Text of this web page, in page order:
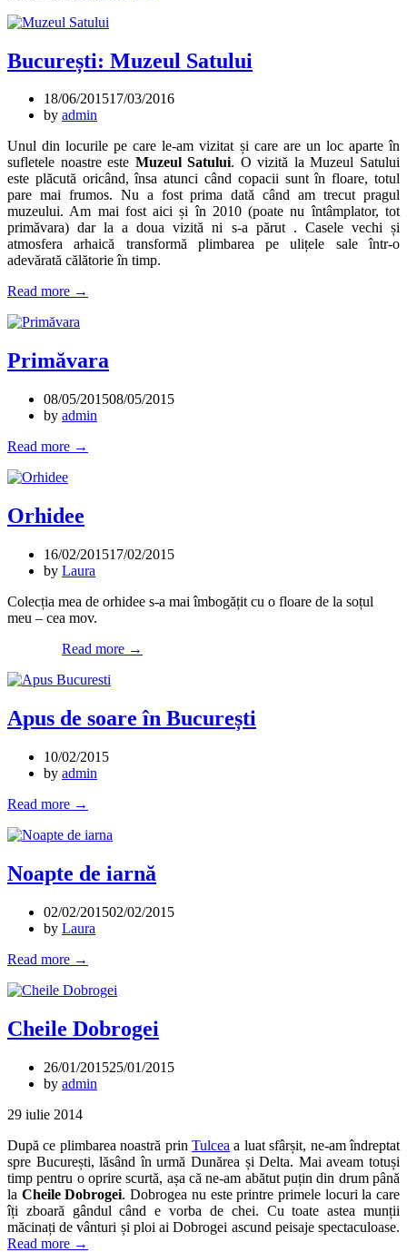
București: Muzeul Satului
18/06/201517/03/2016
by admin
Unul din locurile pe care le-am vizitat și care are un loc aparte în
sufletele noastre este Muzeul Satului. O vizită la Muzeul Satului
este plăcută oricând, însa atunci când copacii sunt în floare, totul
pare mai frumos. Nu a fost prima dată când am trecut pragul
muzeului. Am mai fost aici și în 2010 (poate nu întâmplator, tot
primăvara) dar la a doua vizită ni s-a părut . Casele vechi și
atmosfera arhaică transformă plimbarea pe ulițele sale într-o
adevărată călătorie în timp.
Read more „București:
Satului”
→
Primăvara
08/05/201508/05/2015
by admin
Read more „Primăvara”
→
Orhidee
16/02/201517/02/2015
by Laura
Colecția mea de orhidee s-a mai îmbogățit cu o floare de la soțul
meu – cea mov.
Read more „Orhidee”
→
Apus de soare în București
10/02/2015
by admin
Read more „Apus
soare
București”
→
Noapte de iarnă
02/02/201502/02/2015
by Laura
Read more „Noapte
iarnă”
→
Cheile Dobrogei
26/01/201525/01/2015
by admin
29 iulie 2014
După ce plimbarea noastră prin Tulcea a luat sfârșit, ne-am îndreptat
spre București, lăsând în urmă Dunărea și Delta. Mai aveam totuși
timp pentru o oprire scurtă, așa că ne-am abătut puțin din drum până
la Cheile Dobrogei. Dobrogea nu este printre primele locuri la care
îți zboară gândul când e vorba de chei. Cu toate astea munții
măcinați de vânturi și ploi ai Dobrogei ascund peisaje spectaculoase.
Read more „Cheile
→